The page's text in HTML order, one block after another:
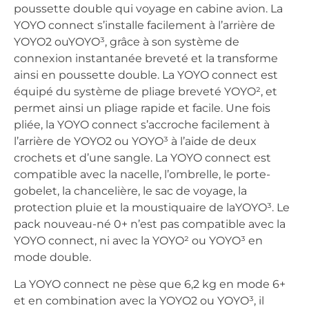
poussette double qui voyage en cabine avion. La
YOYO connect s’installe facilement à l’arrière de
YOYO2 ouYOYO³, grâce à son système de
connexion instantanée breveté et la transforme
ainsi en poussette double. La YOYO connect est
équipé du système de pliage breveté YOYO², et
permet ainsi un pliage rapide et facile. Une fois
pliée, la YOYO connect s’accroche facilement à
l’arrière de YOYO2 ou YOYO³ à l’aide de deux
crochets et d’une sangle. La YOYO connect est
compatible avec la nacelle, l’ombrelle, le porte-
gobelet, la chancelière, le sac de voyage, la
protection pluie et la moustiquaire de laYOYO³. Le
pack nouveau-né 0+ n’est pas compatible avec la
YOYO connect, ni avec la YOYO² ou YOYO³ en
mode double.
La YOYO connect ne pèse que 6,2 kg en mode 6+
et en combination avec la YOYO2 ou YOYO³, il